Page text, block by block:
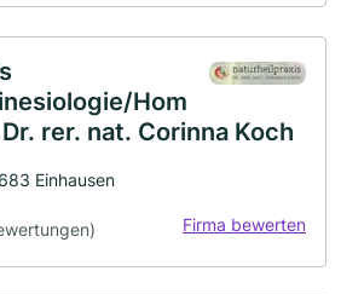
Hom
rer. nat. Corinna Koch
Einhausen
Firma bewerten